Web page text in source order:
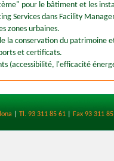
pour le bâtiment et les
Services dans Facility
zones urbaines.
la conservation du patrimoine
et certificats.
(accessibilité, l'efficacité
Tl. 93 311 85 61 Fax 93 311